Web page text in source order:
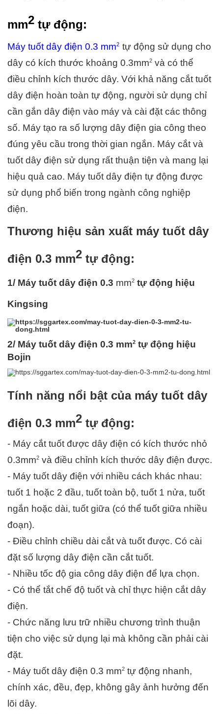
mm2 tự động:
Máy tuốt dây điện 0.3 mm2 tự động sử dụng cho
dây có kích thước khoảng 0.3mm2 và có thể
điều chỉnh kích thước dây. Với khả năng cắt tuốt
dây điện hoàn toàn tự động, người sử dụng chỉ
cần gắn dây điện vào máy và cài đặt các thông
số. Máy tạo ra số lượng dây điện gia công theo
đúng yêu cầu trong thời gian ngắn. Máy cắt và
tuốt dây điện sử dụng rất thuận tiện và mang lại
hiệu quả cao. Máy tuốt dây điện tự động được
sử dụng phổ biến trong ngành công nghiệp
điện.
Thương hiệu sản xuất máy tuốt dây
điện 0.3 mm2 tự động:
1/ Máy tuốt dây điện 0.3 mm2 tự động hiệu
Kingsing
2/ Máy tuốt dây điện 0.3 mm2 tự động hiệu
Bojin
Tính năng nổi bật của máy tuốt dây
điện 0.3 mm2 tự động:
- Máy cắt tuốt được dây điện có kích thước nhỏ
0.3mm2 và điều chỉnh kích thước dây điện được.
- Máy tuốt dây điện với nhiều cách khác nhau:
tuốt 1 hoặc 2 đầu, tuốt toàn bộ, tuốt 1 nửa, tuốt
ngắn hoặc dài, tuốt giữa (có thể tuốt giữa nhiều
đoạn).
- Điều chỉnh chiều dài cắt và tuốt được. Có cài
đặt số lượng dây điện cần cắt tuốt.
- Nhiều tốc độ gia công dây điện để lựa chọn.
- Có thể tắt chế độ tuốt và chỉ thực hiện cắt dây
điện.
- Chức năng lưu trữ nhiều chương trình thuận
tiện cho việc sử dụng lại mà không cần phải cài
đặt.
- Máy tuốt dây điện 0.3 mm2 tự động nhanh,
chính xác, đều, đẹp, không gây ảnh hưởng đến
lõi dây.